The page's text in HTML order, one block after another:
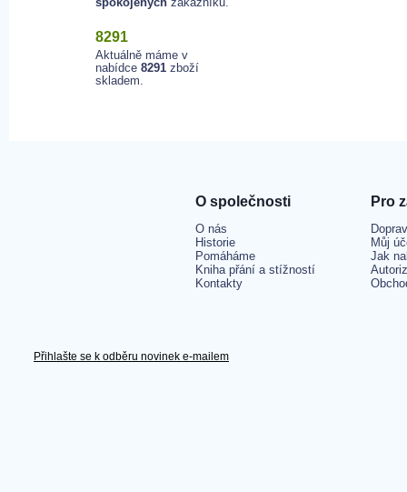
8291
Aktuálně máme v
nabídce 8291 zboží
skladem.
O společnosti
O nás
Historie
Pomáháme
Kniha přání a stížností
Kontakty
Pro
Můj
Jak
Přihlašte se k odběru novinek e-mailem